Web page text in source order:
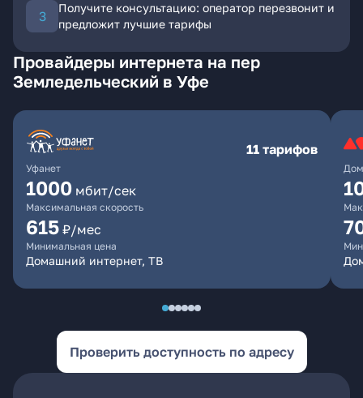
Получите консультацию: оператор перезвонит и
предложит лучшие тарифы
Провайдеры интернета на пер
Земледельческий в Уфе
Уфанет
11 тарифов
1000 мбит/сек
Максимальная скорость
615 ₽/мес
Минимальная цена
Домашний интернет, ТВ
Проверить доступность по адресу